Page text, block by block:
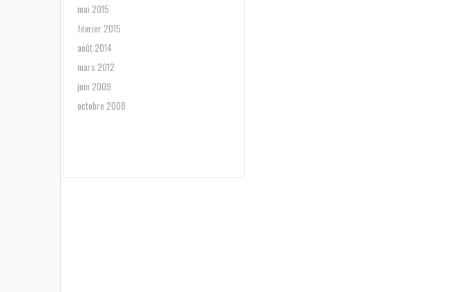
mai 2015
février 2015
août 2014
mars 2012
juin 2009
octobre 2008